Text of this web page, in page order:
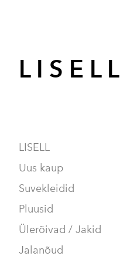
L I S E L L
LISELL
Uus kaup
Suvekleidid
Pluusid
Ülerõivad / Jakid
Jalanõud